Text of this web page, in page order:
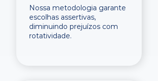
Nossa metodologia garante
escolhas assertivas,
diminuindo prejuízos com
rotatividade.